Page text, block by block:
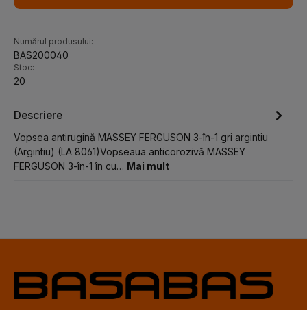
Numărul produsului:
BAS200040
Stoc:
20
Descriere
Vopsea antirugină MASSEY FERGUSON 3-în-1 gri argintiu
(Argintiu) (LA 8061)Vopseaua anticorozivă MASSEY
FERGUSON 3-în-1 în cu… Mai mult